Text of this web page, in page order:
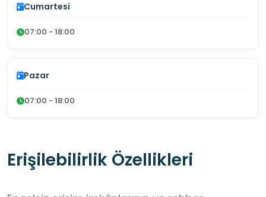
Cumartesi
07:00 - 18:00
Pazar
07:00 - 18:00
Erişilebilirlik Özellikleri